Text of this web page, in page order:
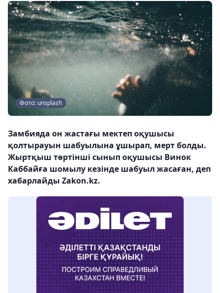
Фото: unsplash
Замбияда он жастағы мектеп оқушысы
қолтырауын шабуылына ұшырап, мерт болды.
Жыртқыш төртінші сынып оқушысы Винок
Каббайға шомылу кезінде шабуыл жасаған, деп
хабарлайды Zakon.kz.